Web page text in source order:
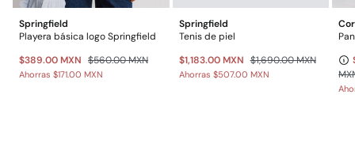
Springfield
Playera básica logo Springfield
$389.00 MXN $560.00 MXN
Ahorras $171.00 MXN
Springfield
Tenis de piel
$1,183.00 MXN $1,690.00 MXN
Ahorras $507.00 MXN